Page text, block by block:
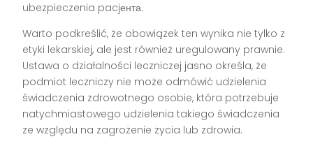
ubezpieczenia pacjента.
Warto podkreślić, że obowiązek ten wynika nie tylko z
etyki lekarskiej, ale jest również uregulowany prawnie.
Ustawa o działalności leczniczej jasno określa, że
podmiot leczniczy nie może odmówić udzielenia
świadczenia zdrowotnego osobie, która potrzebuje
natychmiastowego udzielenia takiego świadczenia
ze względu na zagrożenie życia lub zdrowia.